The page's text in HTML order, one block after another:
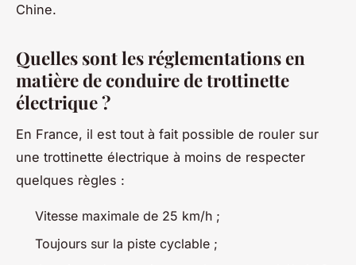
Chine.
Quelles sont les réglementations en
matière de conduire de trottinette
électrique ?
En France, il est tout à fait possible de rouler sur
une trottinette électrique à moins de respecter
quelques règles :
Vitesse maximale de 25 km/h ;
Toujours sur la piste cyclable ;